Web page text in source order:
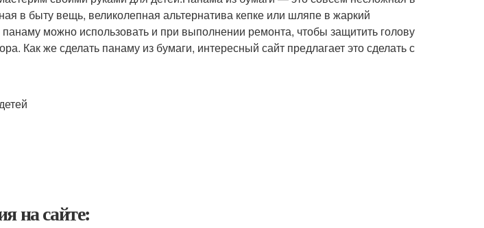
в быту вещь, великолепная альтернатива кепке или шляпе в жаркий
можно использовать и при выполнении ремонта, чтобы защитить голову
Как же сделать панаму из бумаги, интересный сайт предлагает это сделать с
на сайте: